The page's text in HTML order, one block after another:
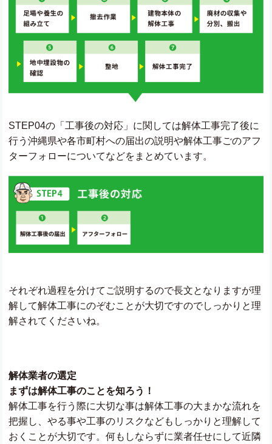
STEP04の「工事後の対応」に関しては解体工事完了後に
行う沖縄県や各市町村への届出の説明や解体工事ごのアフ
ターフォローについてなどをまとめています。
それぞれ過程を分けてご説明するので長文となりますが理
解して解体工事にのぞむことが大切ですのでしっかりと理
解されてくださいね。
解体業者の選定
まずは解体工事のことを知ろう！
解体工事を行う際に大切な事は解体工事の大まかな流れを
把握し、やる事や工事のリスクなどもしっかりと理解して
おくことが大切です。何もしならずに業者任せにして近隣